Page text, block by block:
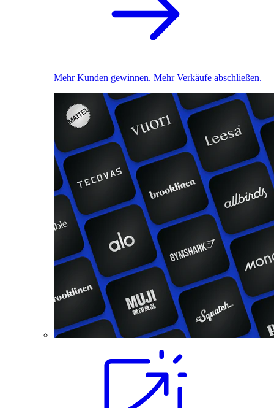
Mehr Kunden gewinnen. Mehr Verkäufe abschließen.